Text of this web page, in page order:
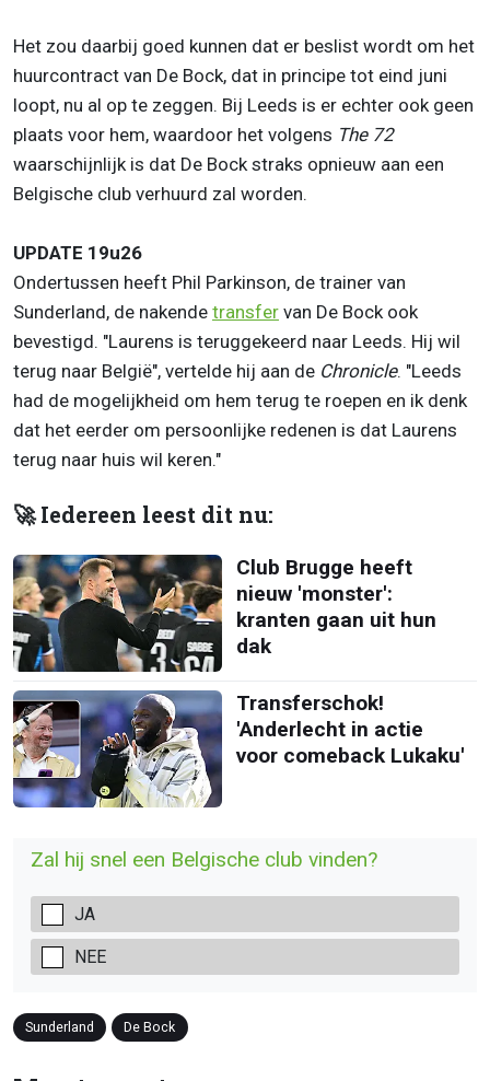
Het zou daarbij goed kunnen dat er beslist wordt om het
huurcontract van De Bock, dat in principe tot eind juni
loopt, nu al op te zeggen. Bij Leeds is er echter ook geen
plaats voor hem, waardoor het volgens The 72
waarschijnlijk is dat De Bock straks opnieuw aan een
Belgische club verhuurd zal worden.
UPDATE 19u26
Ondertussen heeft Phil Parkinson, de trainer van
Sunderland, de nakende transfer van De Bock ook
bevestigd. "Laurens is teruggekeerd naar Leeds. Hij wil
terug naar België", vertelde hij aan de Chronicle. "Leeds
had de mogelijkheid om hem terug te roepen en ik denk
dat het eerder om persoonlijke redenen is dat Laurens
terug naar huis wil keren."
🚀 Iedereen leest dit nu:
Club Brugge heeft
nieuw 'monster':
kranten gaan uit hun
dak
Transferschok!
'Anderlecht in actie
voor comeback Lukaku'
Zal hij snel een Belgische club vinden?
JA
NEE
Sunderland De Bock